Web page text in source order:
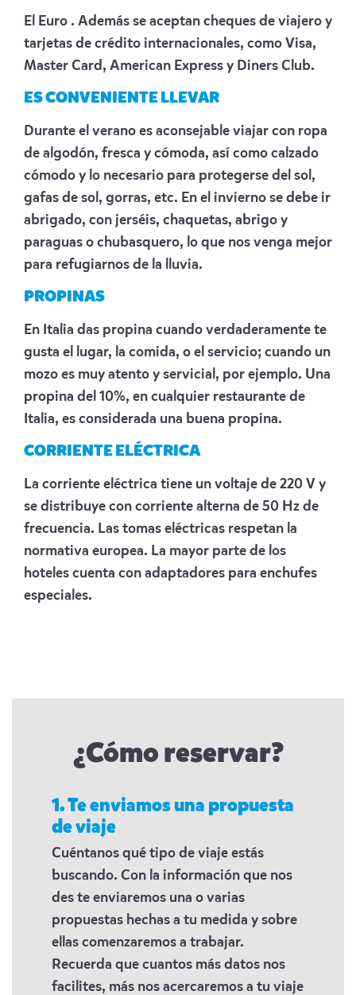
El Euro . Además se aceptan cheques de viajero y
tarjetas de crédito internacionales, como Visa,
Master Card, American Express y Diners Club.
ES CONVENIENTE LLEVAR
Durante el verano es aconsejable viajar con ropa
de algodón, fresca y cómoda, así como calzado
cómodo y lo necesario para protegerse del sol,
gafas de sol, gorras, etc. En el invierno se debe ir
abrigado, con jerséis, chaquetas, abrigo y
paraguas o chubasquero, lo que nos venga mejor
para refugiarnos de la lluvia.
PROPINAS
En Italia das propina cuando verdaderamente te
gusta el lugar, la comida, o el servicio; cuando un
mozo es muy atento y servicial, por ejemplo. Una
propina del 10%, en cualquier restaurante de
Italia, es considerada una buena propina.
CORRIENTE ELÉCTRICA
La corriente eléctrica tiene un voltaje de 220 V y
se distribuye con corriente alterna de 50 Hz de
frecuencia. Las tomas eléctricas respetan la
normativa europea. La mayor parte de los
hoteles cuenta con adaptadores para enchufes
especiales.
¿Cómo reservar?
1. Te enviamos una propuesta
de viaje
Cuéntanos qué tipo de viaje estás
buscando. Con la información que nos
des te enviaremos una o varias
propuestas hechas a tu medida y sobre
ellas comenzaremos a trabajar.
Recuerda que cuantos más datos nos
facilites, más nos acercaremos a tu viaje